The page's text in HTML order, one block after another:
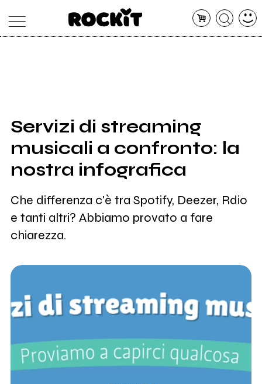
SHOP
RADIO
Servizi di streaming
musicali a confronto: la
nostra infografica
Che differenza c'è tra Spotify, Deezer, Rdio
e tanti altri? Abbiamo provato a fare
chiarezza.